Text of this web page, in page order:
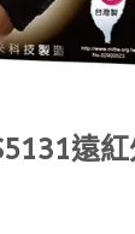
遠